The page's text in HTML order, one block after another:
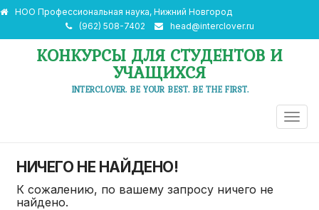
НОО Профессиональная наука, Нижний Новгород
(962) 508-7402
head@interclover.ru
КОНКУРСЫ ДЛЯ СТУДЕНТОВ И
УЧАЩИХСЯ
INTERCLOVER. BE YOUR BEST. BE THE FIRST.
НИЧЕГО НЕ НАЙДЕНО!
К сожалению, по вашему запросу ничего не
найдено.